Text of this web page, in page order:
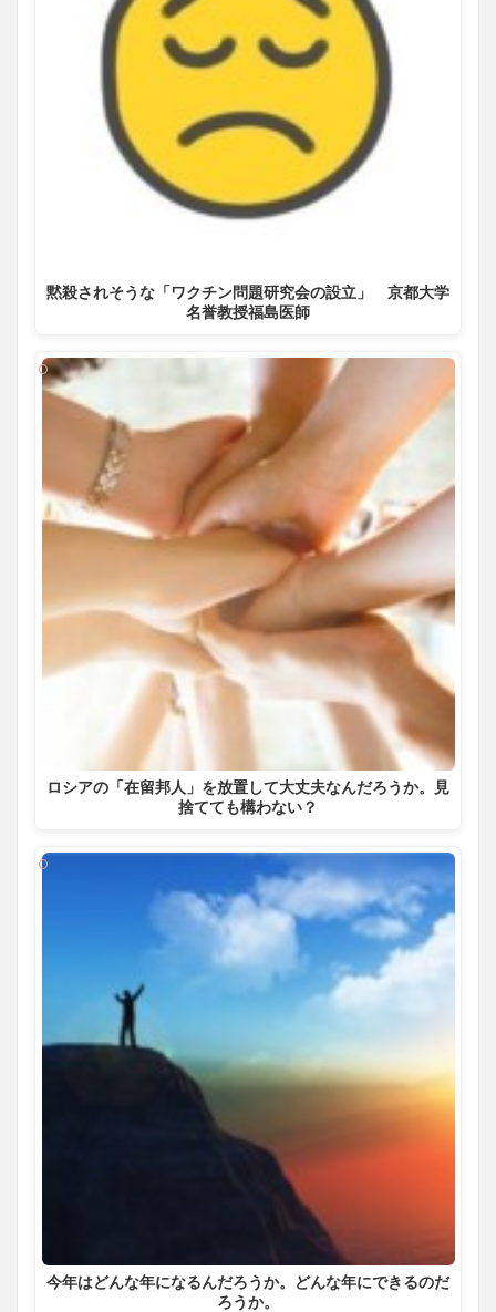
黙殺されそうな「ワクチン問題研究会の設立」 京都大学
名誉教授福島医師
ロシアの「在留邦人」を放置して大丈夫なんだろうか。見
捨てても構わない？
今年はどんな年になるんだろうか。どんな年にできるのだ
ろうか。